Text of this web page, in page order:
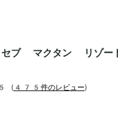
ブ マクタン リゾー
( 475件のレビュー)